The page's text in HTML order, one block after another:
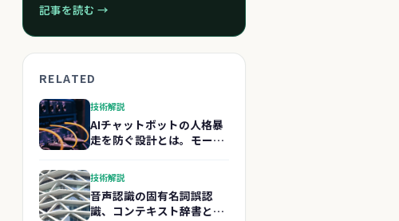
記事を読む →
RELATED
技術解説
AIチャットボットの人格暴
走を防ぐ設計とは。モード
技術解説
音声認識の固有名詞誤認
識、コンテキスト辞書とフ